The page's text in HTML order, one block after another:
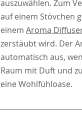
auszuwählen. Zum
auf einem Stövchen
einemAroma
zerstäubt wird. Der
automatisch aus,
Raum mit Duft und
eine Wohlfühloase.